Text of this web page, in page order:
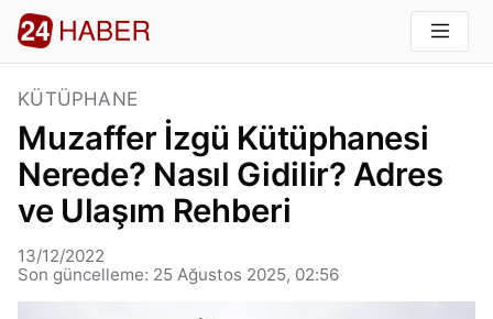
KÜTÜPHANE
Muzaffer İzgü Kütüphanesi
Nerede? Nasıl Gidilir? Adres
ve Ulaşım Rehberi
13/12/2022
Son güncelleme: 25 Ağustos 2025, 02:56